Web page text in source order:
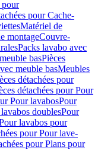
pour
pour Cache-
Matériel de
montageCouvre-
Packs lavabo avec
basPièces
meuble basMeubles
détachées pour
détachées pour Pour
Pour lavabosPour
doublesPour
lavabos pour
pour Pour lave-
pour Plans pour